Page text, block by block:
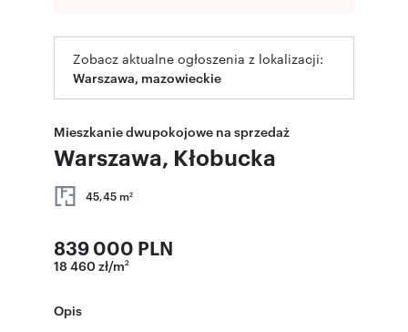
Zobacz aktualne ogłoszenia z lokalizacji:
Warszawa, mazowieckie
Mieszkanie dwupokojowe na sprzedaż
Warszawa, Kłobucka
45,45 m2
839 000 PLN
18 460 zł/m2
Opis